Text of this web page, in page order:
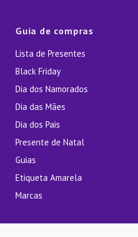
Guia de compras
Lista de Presentes
Black Friday
Dia dos Namorados
Dia das Mães
Dia dos Pais
Presente de Natal
Guias
Etiqueta Amarela
Marcas